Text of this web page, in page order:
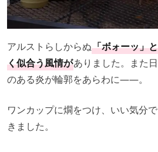
アルストらしからぬ「ボォーッ」
く似合う風情がありました。また
のある炎が輪郭をあらわに――。
ワンカップに燗をつけ、いい気分
きました。